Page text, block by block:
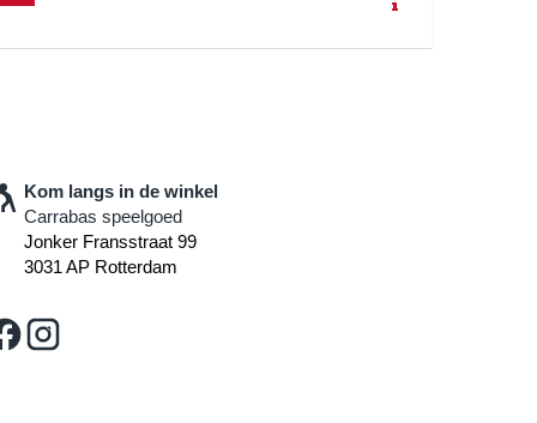
Kom langs in de winkel
Carrabas speelgoed
Jonker Fransstraat 99
3031 AP Rotterdam